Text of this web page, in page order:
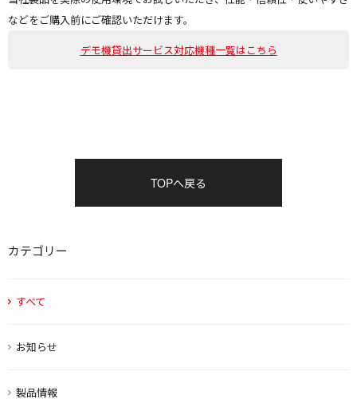
カテゴリー
すべて
お知らせ
製品情報
などをご購入前にご確認いただけます。
デモ機貸出サービス対応機種一覧はこちら
TOPへ戻る